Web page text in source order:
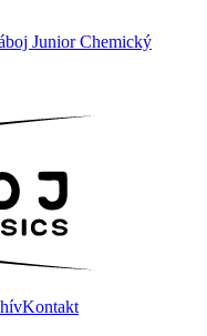
JuniorChemický
Kontakt